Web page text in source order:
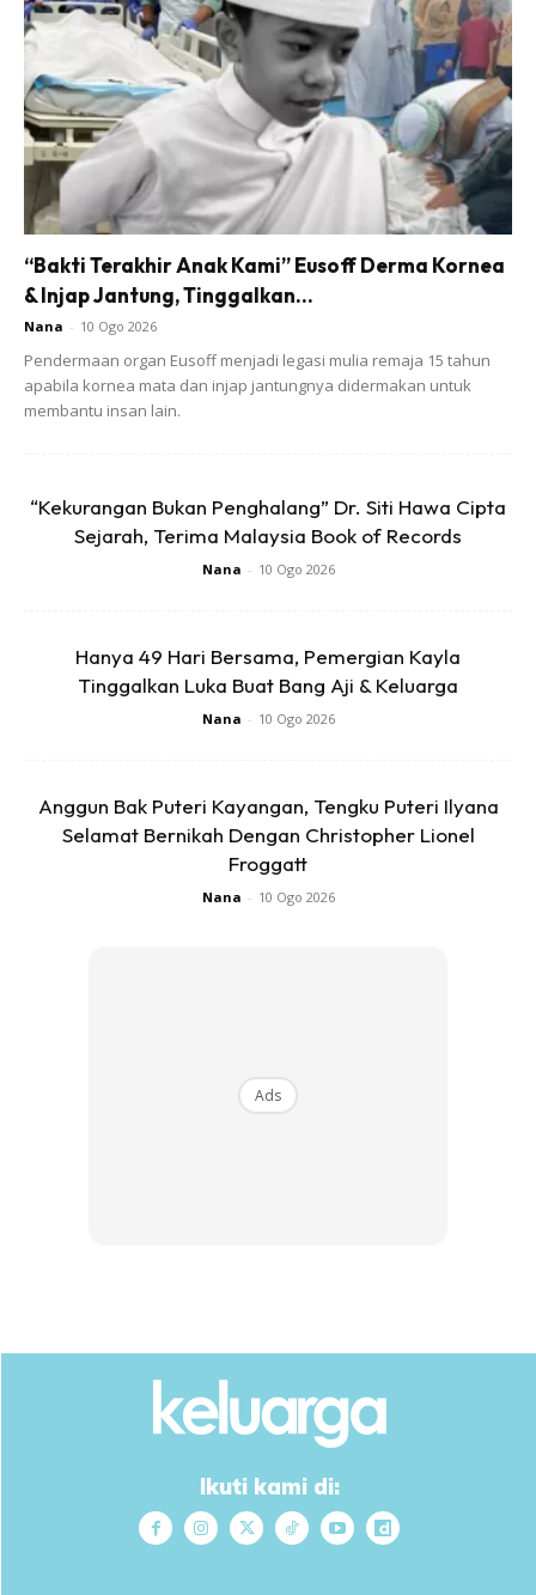
Untuk peralatan utama yang saya gunakan:
4 roll plain wallpaper
2 roll brick wallpaper
1 set meja & kerusi
1 blind
2 Unit rak Hyllis saiz besar
3 liter Cat
Storage
yang agak besar menyebabkan ruangan
dapur menjadi sempit. Selain tu juga stol
barang yang disimpan sukar untuk diambil.
“Bakti Terakhir Anak Kami” Eusoff Derma Kornea
& Injap Jantung, Tinggalkan...
Nana - 10 Ogo 2026
Pendermaan organ Eusoff menjadi legasi mulia remaja 15 tahun
apabila kornea mata dan injap jantungnya didermakan untuk
membantu insan lain.
“Kekurangan Bukan Penghalang” Dr. Siti Hawa Cipta
Sejarah, Terima Malaysia Book of Records
Nana - 10 Ogo 2026
Hanya 49 Hari Bersama, Pemergian Kayla
Tinggalkan Luka Buat Bang Aji & Keluarga
Nana - 10 Ogo 2026
Anggun Bak Puteri Kayangan, Tengku Puteri Ilyana
Selamat Bernikah Dengan Christopher Lionel
Froggatt
Nana - 10 Ogo 2026
Ads
Ikuti kami di: